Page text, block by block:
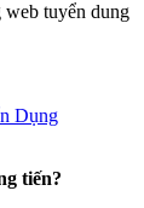
web tuyển dung
Dụng
tiến?